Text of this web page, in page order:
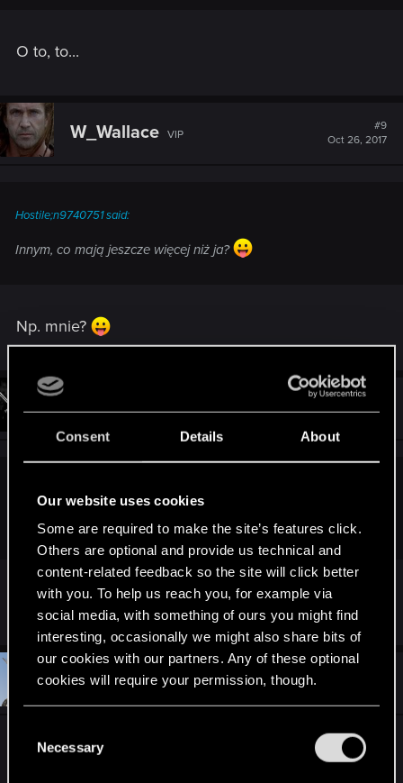
Consent Details About
Our website uses cookies
Some are required to make the site’s features click.
Others are optional and provide us technical and
content-related feedback so the site will click better
with you. To help us reach you, for example via
social media, with something of ours you might find
interesting, occasionally we might also share bits of
our cookies with our partners. Any of these optional
cookies will require your permission, though.
and tweak your preferences regarding them in the
Necessary
O to, to...
W_Wallace VIP
#9
Oct 26, 2017
Hostile;n9740751 said:
Innym, co mają jeszcze więcej niż ja?
Np. mnie?
Hostile Mentor
Oct 26, 2017
Np. mnie?
Ty to masz co najwyżej więcej wzrostu
Vistula77 Forum veteran
Trochę dublują się konkursy z tego forum i
Facebooka - mają też odrębne regulaminy. Tutaj